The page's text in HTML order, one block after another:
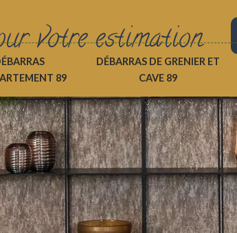
votre estimation
89
DÉBARRAS DE GRENIER ET
CAVE 89